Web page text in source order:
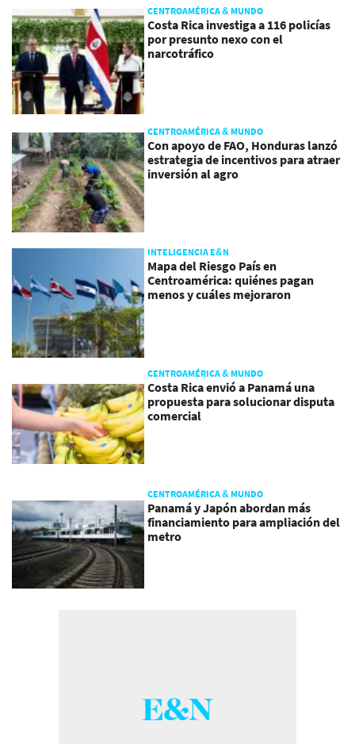
CENTROAMÉRICA & MUNDO
Costa Rica investiga a 116 policías
por presunto nexo con el
narcotráfico
CENTROAMÉRICA & MUNDO
Con apoyo de FAO, Honduras lanzó
estrategia de incentivos para atraer
inversión al agro
INTELIGENCIA E&N
Mapa del Riesgo País en
Centroamérica: quiénes pagan
menos y cuáles mejoraron
CENTROAMÉRICA & MUNDO
Costa Rica envió a Panamá una
propuesta para solucionar disputa
comercial
CENTROAMÉRICA & MUNDO
Panamá y Japón abordan más
financiamiento para ampliación del
metro